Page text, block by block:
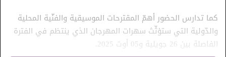
كما تدارس الحضور أهمّ المقترحات الموسيقية والفنّية المحلية
والدّولية التي ستؤثّث سهرات المهرجان الذي ينتظم في الفترة
الفاصلة بين 26 جويلية و05 أوت 2025.